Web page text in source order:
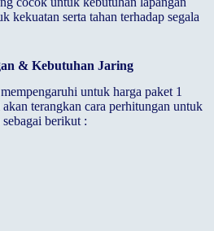
kekuatan serta tahan terhadap segala
& Kebutuhan Jaring
untuk harga paket 1
terangkan cara perhitungan untuk
berikut :